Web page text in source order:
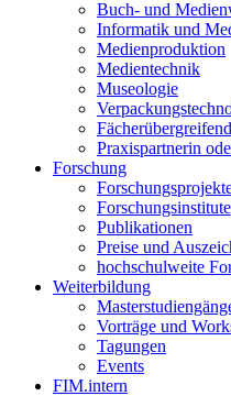
Buch- und
Informatik und
Medienproduktion
Medientechnik
Museologie
Praxispartnerin
Forschung
Forschungsinstitute
Publikationen
Preise und
hochschulweite
Weiterbildung
Vorträge und
Tagungen
Events
FIM.intern